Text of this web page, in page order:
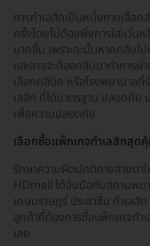
การทำเลสิกเป็นหนึ่งทางเลือ
ครั้งโดยไม่ต้องพึ่งการใส่แว่น
มากขึ้น เพราะฉะนั้นหากกลับไ
และอาจจะต้องกลับมาทำการ
เลือกคลินิก หรือโรงพยาบาลที่
เลสิก ที่ได้มาตรฐาน ปลอดภัย
เพื่อความปลอดภัย
เลือกซื้อแพ็กเกจทำเลสิกสุด
รักษาความผิดปกติทางสายตา
HDmall ได้จับมือกับสถานพย
เกษมราษฎร์ ประชาชื่น ทำเลสิก ยันฮี มานำเสนอให้คุณ พร้อมโปรโมชั่นสุดคุ้มสำหรับ
ลูกค้าที่ต้องการซื้อแพ็กเกจทำ
เลย